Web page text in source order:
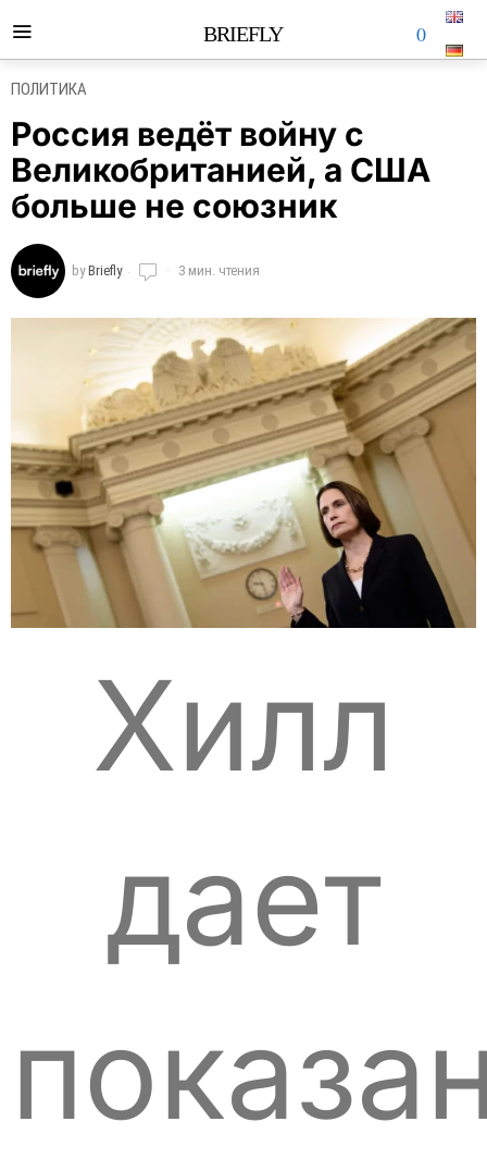
BRIEFLY 0
ПОЛИТИКА
Россия ведёт войну с
Великобританией, а США
больше не союзник
byBriefly 3 мин. чтения
Хилл
дает